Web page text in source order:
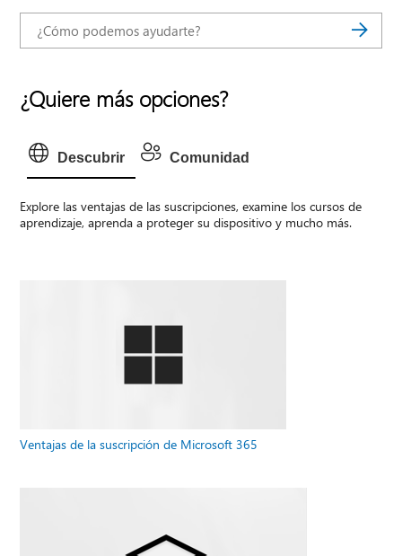
¿Quiere más opciones?
Descubrir Comunidad
Explore las ventajas de las suscripciones, examine los cursos de
aprendizaje, aprenda a proteger su dispositivo y mucho más.
Ventajas de la suscripción de Microsoft 365